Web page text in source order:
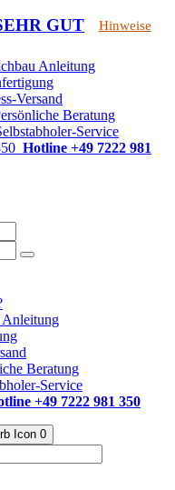
GUT Hinweise
Anleitung
Versand
Beratung
Service
Hotline +49 7222 981
Anleitung
Beratung
Service
+49 7222 981 350
0